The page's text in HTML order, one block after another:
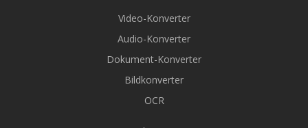
Video-Konverter
Audio-Konverter
Dokument-Konverter
Bildkonverter
OCR